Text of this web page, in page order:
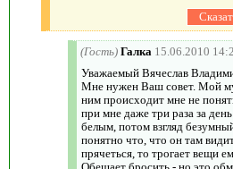
(Гость) Галка 15.06.2010
Уважаемый Вячеслав
Мне нужен Ваш совет. Мой
ним происходит мне не
при мне даже три раза за
белым, потом взгляд
понятно что, что он там
прячеться, то трогает вещи
Обещает бросить - но это